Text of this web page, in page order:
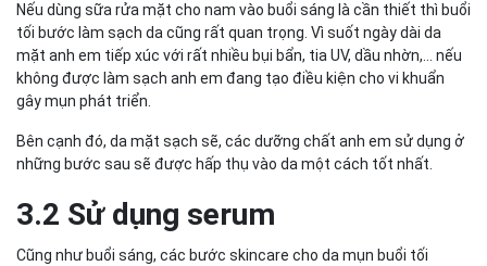
Nếu dùng sữa rửa mặt cho nam vào buổi sáng là cần thiết thì buổi
tối bước làm sạch da cũng rất quan trọng. Vì suốt ngày dài da
mặt anh em tiếp xúc với rất nhiều bụi bẩn, tia UV, dầu nhờn,... nếu
không được làm sạch anh em đang tạo điều kiện cho vi khuẩn
gây mụn phát triển.
Bên cạnh đó, da mặt sạch sẽ, các dưỡng chất anh em sử dụng ở
những bước sau sẽ được hấp thụ vào da một cách tốt nhất.
3.2 Sử dụng serum
Cũng như buổi sáng, các bước skincare cho da mụn buổi tối